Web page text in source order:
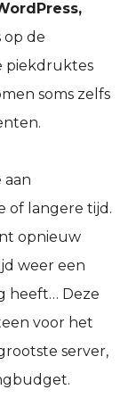
op de
piekdruktes
soms zelfs
aan
of langere tijd.
opnieuw
weer een
heeft… Deze
voor het
server,